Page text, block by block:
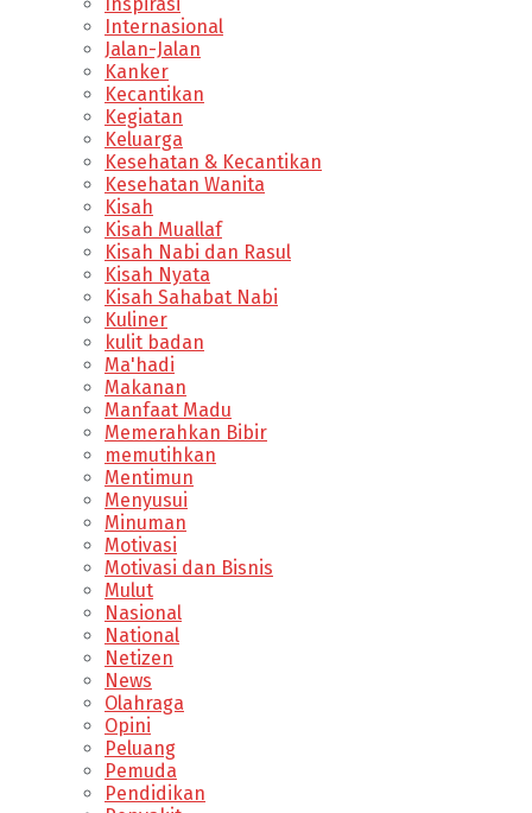
Internasional
Jalan-Jalan
Kanker
Kecantikan
Kegiatan
Keluarga
Kesehatan & Kecantikan
Kesehatan Wanita
Kisah
Kisah Muallaf
Kisah Nabi dan Rasul
Kisah Nyata
Kisah Sahabat Nabi
Kuliner
kulit badan
Ma'hadi
Makanan
Manfaat Madu
Memerahkan Bibir
memutihkan
Mentimun
Menyusui
Minuman
Motivasi
Motivasi dan Bisnis
Mulut
Nasional
National
Netizen
News
Olahraga
Opini
Peluang
Pemuda
Pendidikan